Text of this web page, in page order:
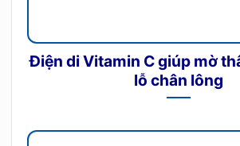
Điện di Vitamin C giúp mờ
lỗ chân lông